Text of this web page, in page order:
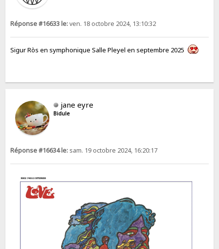
Réponse #16633 le:ven. 18 octobre 2024, 13:10:32
Sigur Ròs en symphonique Salle Pleyel en septembre 2025
jane eyre
Bidule
Réponse #16634 le: sam. 19 octobre 2024, 16:20:17